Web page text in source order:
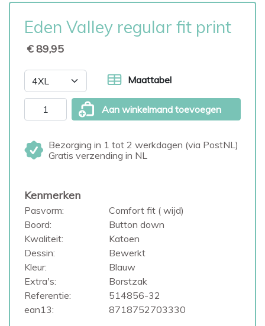
Eden Valley regular fit print
€ 89,95
Maattabel
Aan winkelmand toevoegen
Bezorging in 1 tot 2 werkdagen (via PostNL)
Gratis verzending in NL
Kenmerken
Pasvorm:
Comfort fit ( wijd)
Boord:
Button down
Kwaliteit:
Katoen
Dessin:
Bewerkt
Kleur:
Blauw
Extra's:
Borstzak
Referentie:
514856-32
ean13:
8718752703330